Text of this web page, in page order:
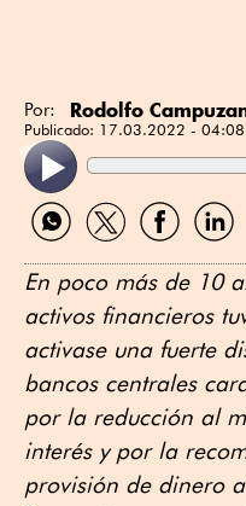
Por: Rodolfo
Publicado: 17.03.2022 - 04:08
Compartir
por
Compartir
por
Compartir
por
por
En poco más de 10
activos financieros
activase una fuerte
bancos centrales
por la reducción al
interés y por la
provisión de dinero